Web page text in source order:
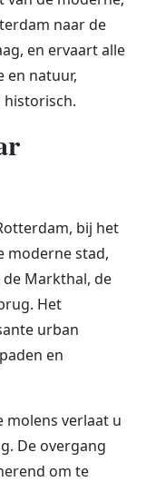
naar de
en ervaart alle
en natuur,
historisch.
bij het
moderne stad,
Markthal, de
Het
urban
en
molens verlaat u
De overgang
om te